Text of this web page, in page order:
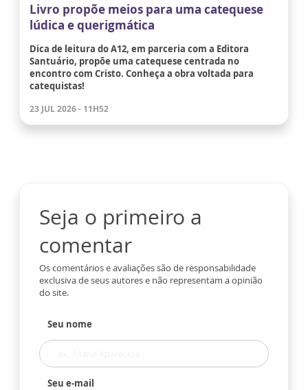
Livro propõe meios para uma catequese
lúdica e querigmática
Dica de leitura do A12, em parceria com a Editora
Santuário, propõe uma catequese centrada no
encontro com Cristo. Conheça a obra voltada para
catequistas!
23 JUL 2026 - 11H52
Seja o primeiro a
comentar
Os comentários e avaliações são de responsabilidade
exclusiva de seus autores e não representam a opinião
do site.
Seu nome
Seu e-mail